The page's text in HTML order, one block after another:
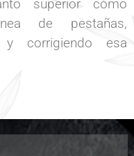
superior cómo
de pestañas,
y corrigiendo esa